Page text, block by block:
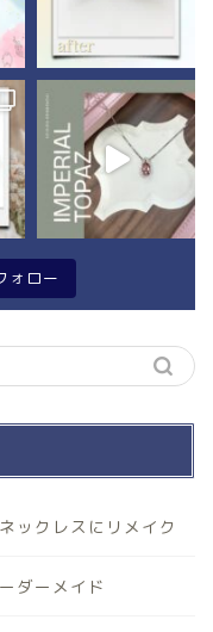
ォロー
ックレスにリメイク
ダーメイド